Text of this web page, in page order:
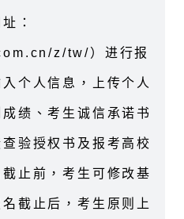
：
z/tw/）进行报
个人信息，上传个人
绩、考生诚信承诺书
验授权书及报考高校
止前，考生可修改基
截止后，考生原则上